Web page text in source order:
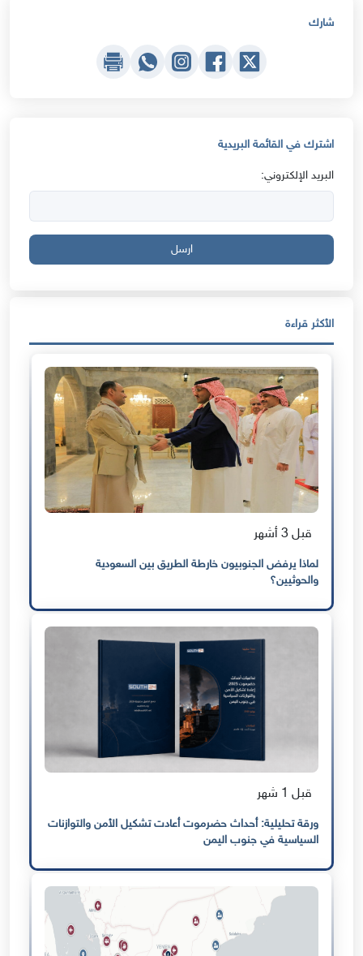
شارك
اشترك في القائمة البريدية
البريد الإلكتروني:
ارسل
الأكثر قراءة
قبل 3 أشهر
لماذا يرفض الجنوبيون خارطة الطريق بين السعودية
والحوثيين؟
قبل 1 شهر
ورقة تحليلية: أحداث حضرموت أعادت تشكيل الأمن والتوازنات
السياسية في جنوب اليمن